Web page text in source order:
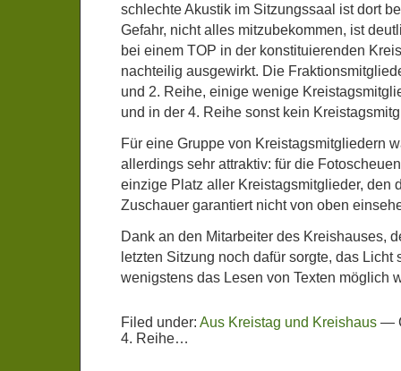
schlechte Akustik im Sitzungssaal ist dort
Gefahr, nicht alles mitzubekommen, ist
bei einem TOP in der konstituierenden
nachteilig ausgewirkt. Die
und 2. Reihe, einige wenige
und in der 4. Reihe sonst kein
Für eine Gruppe von Kreistagsmitgliedern
allerdings sehr attraktiv: für die
einzige Platz aller Kreistagsmitglieder, den
Zuschauer garantiert nicht von oben
Dank an den Mitarbeiter des Kreishauses,
letzten Sitzung noch dafür sorgte, das Licht
wenigstens das Lesen von Texten möglich
Filed under: Aus Kreistag und Kreishaus —
4. Reihe…